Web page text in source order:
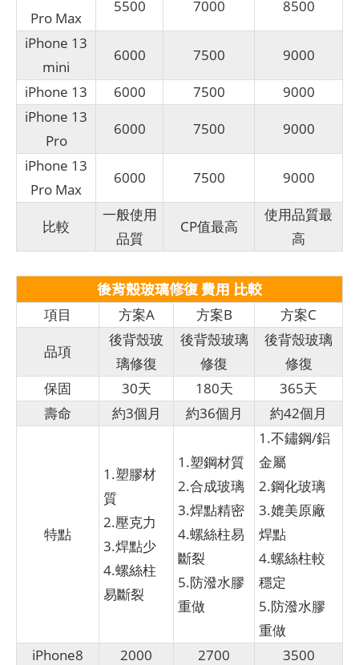
Pro Max
5500 7000
8500
iPhone 13
mini
6000 7500
9000
iPhone 13
6000 7500
9000
iPhone 13
Pro
6000 7500
9000
iPhone 13
Pro Max
6000 7500 9000
比較
一般使用
品質
CP值最高
使用品質最
高
後背殼玻璃修復 費用 比較
項目 方案A 方案B
方案C
品項
後背殼玻
璃修復
後背殼玻璃
修復
後背殼玻璃
修復
保固
30天 180天
365天
壽命
約3個月 約36個月 約42個月
特點
1.塑膠材
質
2.壓克力
3.焊點少
4.螺絲柱
易斷裂
1.塑鋼材質
2.合成玻璃
3.焊點精密
4.螺絲柱易
斷裂
5.防潑水膠
重做
1.不鏽鋼/鋁
金屬
2.鋼化玻璃
3.媲美原廠
焊點
4.螺絲柱較
穩定
5.防潑水膠
重做
iPhone8
2000 2700
3500